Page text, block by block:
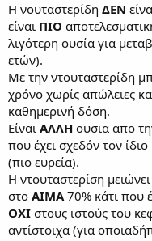
Η νουταστερίδη ΔΕΝ
είναι ΠΙΟ
λιγότερη ουσία για
ετών).
Με την ντουταστερίδη
χρόνο χωρίς απώλειες
καθημερινή δόση.
Είναι ΑΛΛΗ ουσια απο
που έχει σχεδόν τον
(πιο ευρεία).
Η ντουταστερίση
στο ΑΙΜΑ70% κάτι που
ΟΧΙ στους ιστούς του
αντίστοιχα (για